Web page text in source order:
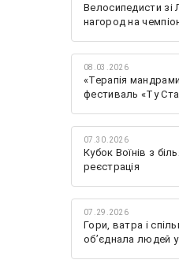
Велосипедисти зі
нагород на
08.03.2026
«Терапія
фестиваль «Ту
07.30.2026
Кубок Воїнів з
реєстрація
07.29.2026
Гори, ватра і
об’єднала людей у